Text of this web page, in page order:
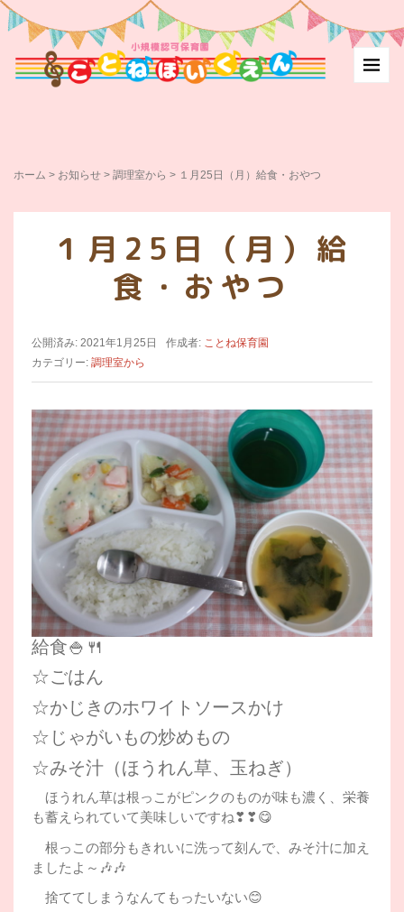
ホーム > お知らせ > 調理室から > １月25日（月）給食・おやつ
１月25日（月）給
食・おやつ
公開済み: 2021年1月25日 作成者: ことね保育園
カテゴリー: 調理室から
給食🍚🍴
☆ごはん
☆かじきのホワイトソースかけ
☆じゃがいもの炒めもの
☆みそ汁（ほうれん草、玉ねぎ）
ほうれん草は根っこがピンクのものが味も濃く、栄養
も蓄えられていて美味しいですね❣❣😋
根っこの部分もきれいに洗って刻んで、みそ汁に加え
ましたよ～🎶🎶
捨ててしまうなんてもったいない😊